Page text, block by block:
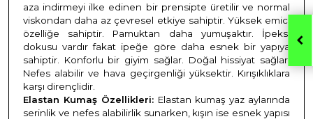
aza indirmeyi ilke edinen bir prensipte üretilir ve normal
viskondan daha az çevresel etkiye sahiptir. Yüksek emici
özelliğe sahiptir. Pamuktan daha yumuşaktır. İpeksi
dokusu vardır fakat ipeğe göre daha esnek bir yapıya
sahiptir. Konforlu bir giyim sağlar. Doğal hissiyat sağlar.
Nefes alabilir ve hava geçirgenliği yüksektir. Kırışıklıklara
karşı dirençlidir.
Elastan Kumaş Özellikleri: Elastan kumaş yaz aylarında
serinlik ve nefes alabilirlik sunarken, kışın ise esnek yapısı